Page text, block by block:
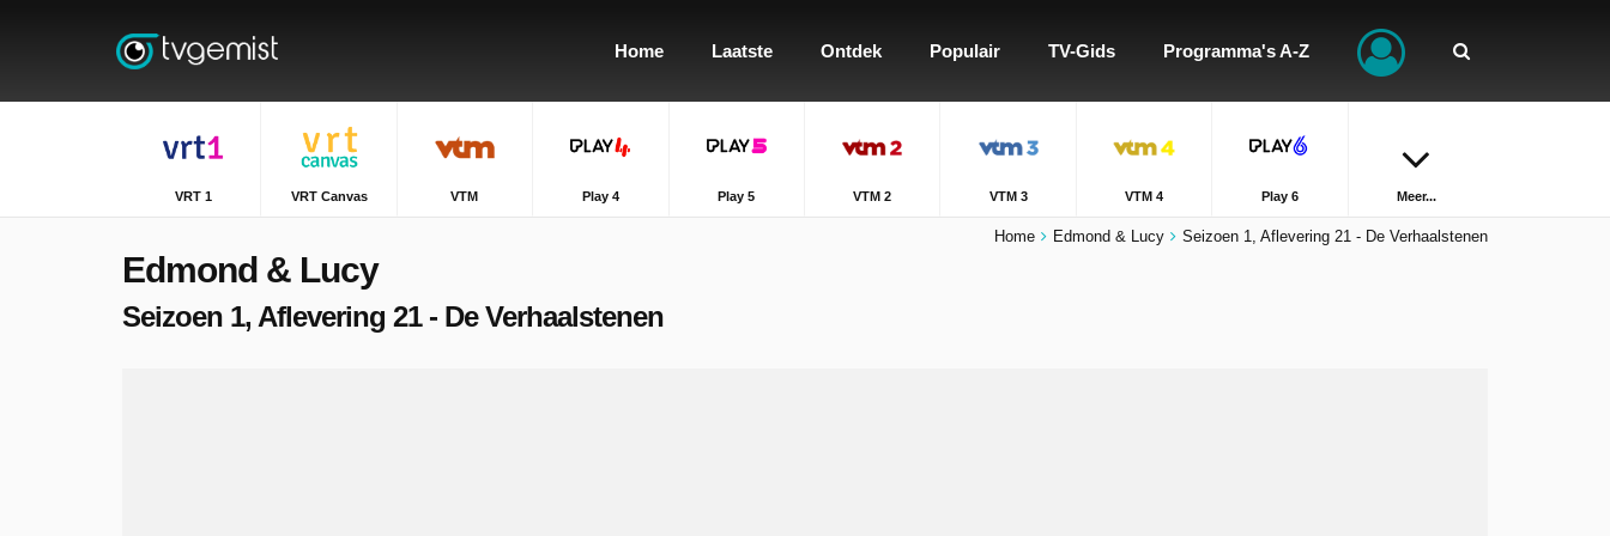
Home Laatste Ontdek Populair TV-Gids Programma's A-Z
VRT 1 VRT Canvas VTM Play 4 Play 5 VTM 2 VTM 3 VTM 4 Play 6 Meer...
Home Edmond & Lucy Seizoen 1, Aflevering 21 - De Verhaalstenen
Edmond & Lucy
Seizoen 1, Aflevering 21 - De Verhaalstenen